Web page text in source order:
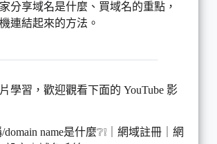
分享域名是什麼、買域名的重點，
連結起來的方法。
學習，歡迎觀看下面的 YouTube 影